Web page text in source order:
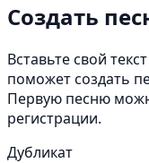
Создать
Вставьте свой
поможет создать
Первую песню
регистрации.
Дубликат